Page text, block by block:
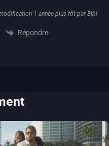
1 année plus tôt par Bibi
Répondre